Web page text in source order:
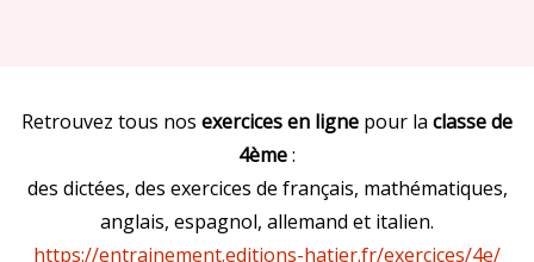
Retrouvez tous nos exercices en ligne pour la classe de
4ème:
des dictées, des exercices de français, mathématiques,
anglais, espagnol, allemand et italien.
https://entrainement.editions-hatier.fr/exercices/4e/